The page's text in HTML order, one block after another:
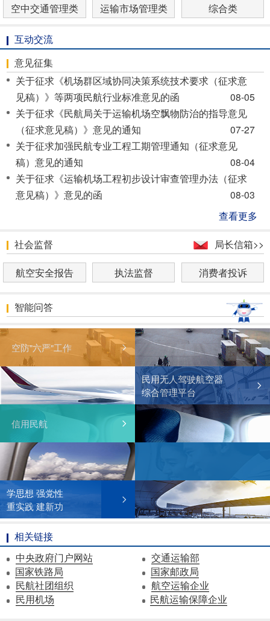
空中交通管理类
运输市场管理类 综合类
互动交流
意见征集
关于征求《机场群区域协同决策系统技术要求（征求意
见稿）》等两项民航行业标准意见的函
08-05
关于征求《民航局关于运输机场空飘物防治的指导意见
（征求意见稿）》意见的通知
07-27
关于征求加强民航专业工程工期管理通知（征求意见
稿）意见的通知
08-04
关于征求《运输机场工程初步设计审查管理办法（征求
意见稿）》意见的函
08-03
查看更多
局长信箱>>
社会监督
航空安全报告 执法监督 消费者投诉
智能问答
空防"六严"工作
民用无人驾驶航空器
综合管理平台
信用民航
学思想 强党性
重实践 建新功
相关链接
中央政府门户网站
交通运输部
国家铁路局
国家邮政局
民航社团组织
航空运输企业
民用机场
民航运输保障企业